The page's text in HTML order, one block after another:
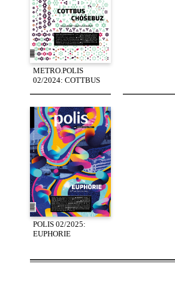
METRO.POLIS
02/2024: COTTBUS
POLIS 02/2025:
EUPHORIE